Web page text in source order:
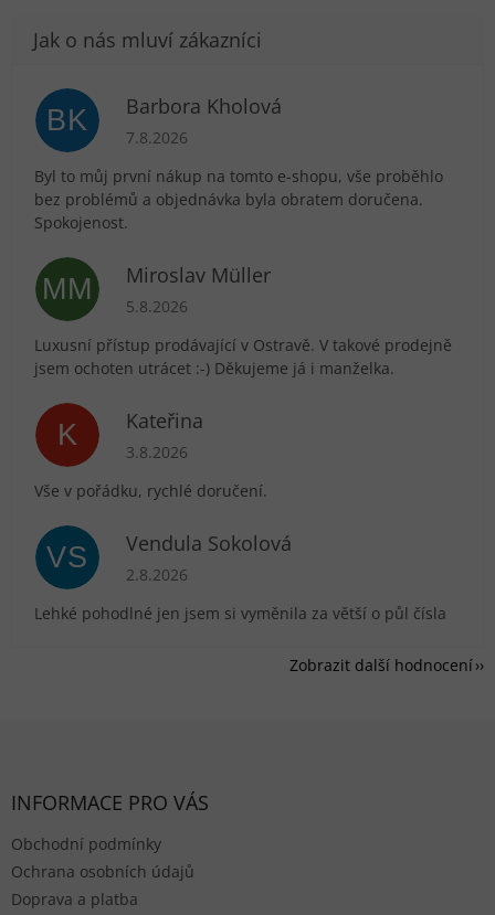
BK Barbora Kholová
Hodnocení obchodu je 5 z 5 hvězdiček.
7.8.2026
Byl to můj první nákup na tomto e-shopu, vše proběhlo
bez problémů a objednávka byla obratem doručena.
Spokojenost.
MM Miroslav Müller
Hodnocení obchodu je 5 z 5 hvězdiček.
5.8.2026
Luxusní přístup prodávající v Ostravě. V takové prodejně
jsem ochoten utrácet :-) Děkujeme já i manželka.
K Kateřina
Hodnocení obchodu je 5 z 5 hvězdiček.
3.8.2026
Vše v pořádku, rychlé doručení.
VS Vendula Sokolová
Hodnocení obchodu je 5 z 5 hvězdiček.
2.8.2026
Lehké pohodlné jen jsem si vyměnila za větší o půl čísla
Zobrazit další hodnocení
INFORMACE PRO VÁS
Obchodní podmínky
Ochrana osobních údajů
Doprava a platba